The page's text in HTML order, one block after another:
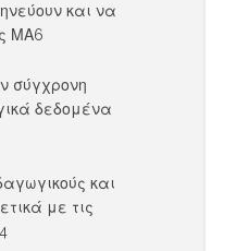
και να
ΜΑ6
δεδομένα
και
με τις